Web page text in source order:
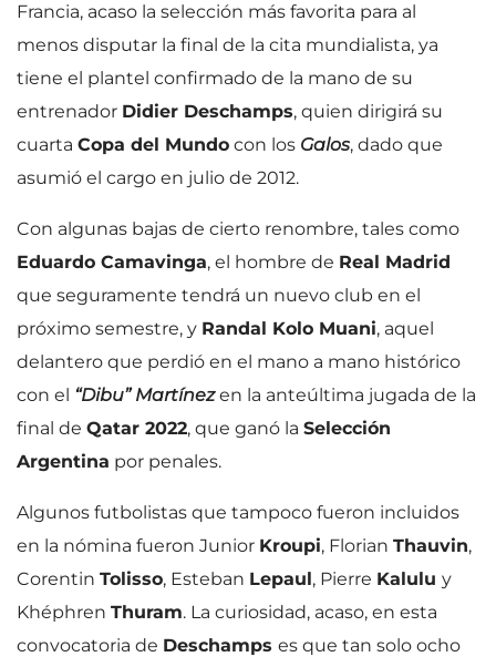
Francia, acaso la selección más favorita para al
menos disputar la final de la cita mundialista, ya
tiene el plantel confirmado de la mano de su
entrenador Didier Deschamps, quien dirigirá su
cuarta Copa del Mundo con los Galos, dado que
asumió el cargo en julio de 2012.
Con algunas bajas de cierto renombre, tales como
Eduardo Camavinga, el hombre de Real Madrid
que seguramente tendrá un nuevo club en el
próximo semestre, y Randal Kolo Muani, aquel
delantero que perdió en el mano a mano histórico
con el “Dibu” Martínezen la anteúltima jugada de la
final de Qatar 2022, que ganó la Selección
Argentina por penales.
Algunos futbolistas que tampoco fueron incluidos
en la nómina fueron Junior Kroupi, Florian Thauvin,
Corentin Tolisso, Esteban Lepaul, Pierre Kalulu y
Khéphren Thuram. La curiosidad, acaso, en esta
convocatoria de Deschamps es que tan solo ocho